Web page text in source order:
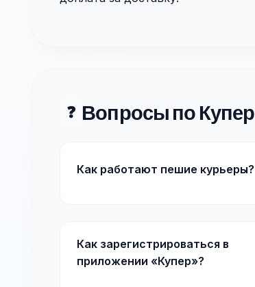
❓ Вопросы по Купер
Как работают пешие курьеры?
Как зарегистрироваться в
приложении «Купер»?